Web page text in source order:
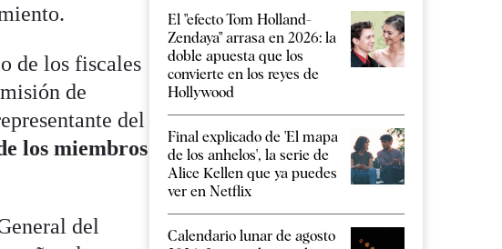
de los fiscales
de
del
los miembros
del
El "efecto Tom Holland-
Zendaya" arrasa en 2026: la
doble apuesta que los
convierte en los reyes de
Hollywood
Final explicado de 'El mapa
de los anhelos', la serie de
Alice Kellen que ya puedes
ver en Netflix
Calendario lunar de agosto